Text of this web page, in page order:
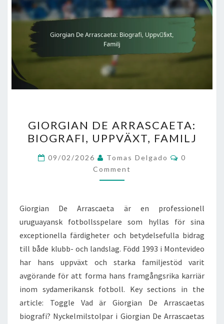
DE
ARRASCAETA:
BIOGRAFI,
UPPVÄXT,
FAMILJ
GIORGIAN DE ARRASCAETA:
BIOGRAFI, UPPVÄXT, FAMILJ
09/02/2026 Tomas Delgado Comments
0
Comment
Giorgian De Arrascaeta är en professionell
uruguayansk fotbollsspelare som hyllas för sina
exceptionella färdigheter och betydelsefulla bidrag
till både klubb- och landslag. Född 1993 i Montevideo
har hans uppväxt och starka familjestöd varit
avgörande för att forma hans framgångsrika karriär
inom sydamerikansk fotboll. Key sections in the
article: Toggle Vad är Giorgian De Arrascaetas
biografi? Nyckelmilstolpar i Giorgian De Arrascaetas